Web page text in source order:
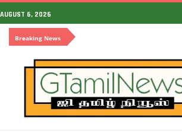
AUGUST 6, 2026
Breaking News